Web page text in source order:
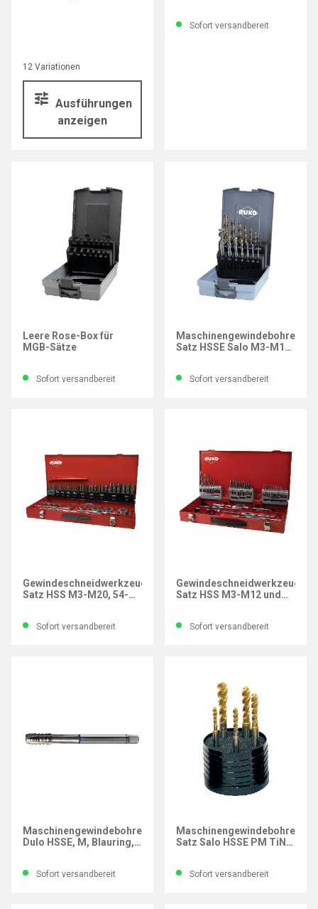
12 Variationen
Ausführungen
anzeigen
Sofort versandbereit
Leere Rose-Box für
MGB-Sätze
Sofort versandbereit
Maschinengewindebohrer-
Satz HSSE Salo M3-M12
Sofort versandbereit
Gewindeschneidwerkzeug-
Satz HSS M3-M20, 54-
Sofort versandbereit
Gewindeschneidwerkzeug-
Satz HSS M3-M12 und
Sofort versandbereit
Maschinengewindebohrer
Dulo HSSE, M, Blauring,
Sofort versandbereit
Maschinengewindebohrer-
Satz Salo HSSE PM TiN,
Sofort versandbereit